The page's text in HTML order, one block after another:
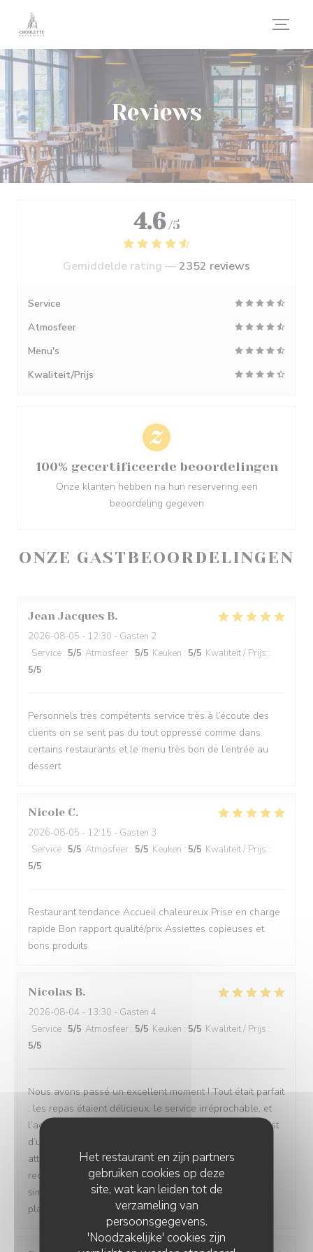
Cookies beheer paneel
Het restaurant en zijn partners
gebruiken cookies op deze
site, wat kan leiden tot de
verzameling van
persoonsgegevens.
'Noodzakelijke' cookies zijn
Reviews
ONZE GASTBEOORDELINGEN
Jean Jacques B
2026-08-05 - 12:30 - Gasten 2
Service : 5/5 Atmosfeer : 5/5 Keuken : 5/5 Kwaliteit / Prijs :
5/5
Personnels très compétents service très à l’écoute des
clients on se sent pas du tout oppressé comme dans
certains restaurants et le menu très bon de l’entrée au
dessert
Nicole C
2026-08-05 - 12:15 - Gasten 3
Service : 5/5 Atmosfeer : 5/5 Keuken : 5/5 Kwaliteit / Prijs :
5/5
Restaurant tendance Accueil chaleureux Prise en charge
rapide Bon rapport qualité/prix Assiettes copieuses et
bons produits
Nicolas B
2026-08-04 - 13:30 - Gasten 4
Service : 5/5 Atmosfeer : 5/5 Keuken : 5/5 Kwaliteit / Prijs :
5/5
Nous avons passé un excellent moment ! Tout était parfait
: les repas étaient délicieux, le service irréprochable, et
l’accueil d’une chaleur exceptionnelle. Toute l’équipe est
d’une grande gentillesse, avec de nombreuses petites
attentions qui font vraiment la différence. Nous
recommandons cet établissement à 100 % ! C’est tout
simplement topissime. Nous reviendrons avec grand
plaisir !
4.6 /5
Gemiddelde rating —2352 reviews
Service
Atmosfeer
Menu's
Kwaliteit/Prijs
100% gecertificeerde beoordelingen
Onze klanten hebben na hun reservering een
beoordeling gegeven